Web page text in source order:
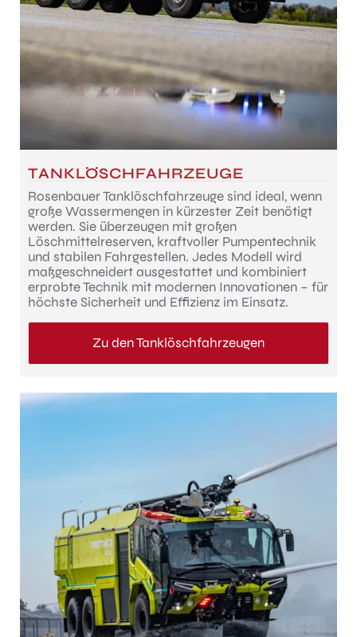
TANKLÖSCHFAHRZEUGE
Rosenbauer Tanklöschfahrzeuge sind ideal, wenn
große Wassermengen in kürzester Zeit benötigt
werden. Sie überzeugen mit großen
Löschmittelreserven, kraftvoller Pumpentechnik
und stabilen Fahrgestellen. Jedes Modell wird
maßgeschneidert ausgestattet und kombiniert
erprobte Technik mit modernen Innovationen – für
höchste Sicherheit und Effizienz im Einsatz.
Zu den Tanklöschfahrzeugen